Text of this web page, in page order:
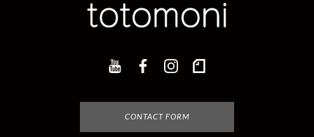
CONTACT FORM